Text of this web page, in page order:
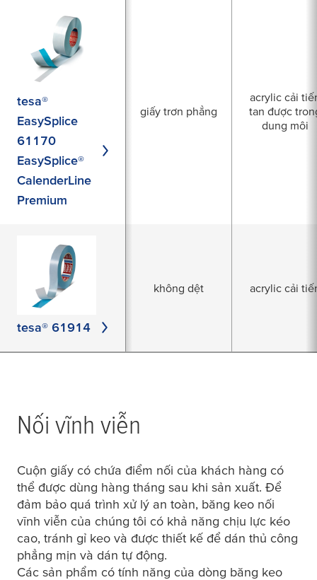
tesa®
EasySplice
61170
EasySplice®
CalenderLine
Premium
giấy trơn phẳng
acrylic cải
tan được
dung môi
tesa® 61914
không dệt acrylic cải
Nối vĩnh viễn
Cuộn giấy có chứa điểm nối của khách hàng có
thể được dùng hàng tháng sau khi sản xuất. Để
đảm bảo quá trình xử lý an toàn, băng keo nối
vĩnh viễn của chúng tôi có khả năng chịu lực kéo
cao, tránh gỉ keo và được thiết kế để dán thủ công
phẳng mịn và dán tự động.
Các sản phẩm có tính năng của dòng băng keo